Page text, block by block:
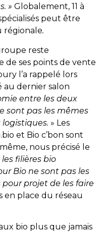
» Globalement, 11 à
peut être
régionale.
reste
de ses points de vente
l’a rappelé lors
au dernier salon
entre les deux
sont pas les mêmes
» Les
et Bio c’bon sont
nous précisé le
les filières bio
Bio ne sont pas les
pour projet de les faire
en place du réseau
bio plus que jamais